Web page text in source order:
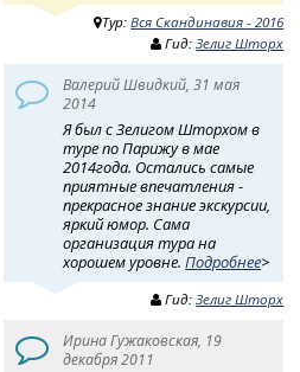
Тур:Вся Скандинавия - 2016
Гид:Зелиг Шторх
Валерий Швидкий, 31 мая
2014
Я был с Зелигом Шторхом в
туре по Парижу в мае
2014года. Остались самые
приятные впечатления -
прекрасное знание экскурсии,
яркий юмор. Сама
организация тура на
хорошем уровне.Подробнее>
Гид:Зелиг Шторх
Ирина Гужаковская, 19
декабря 2011